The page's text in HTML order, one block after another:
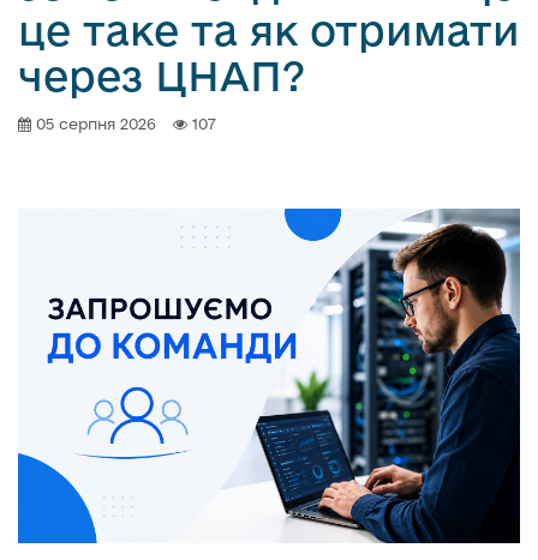
це таке та як отримати
через ЦНАП?
05 серпня 2026 107